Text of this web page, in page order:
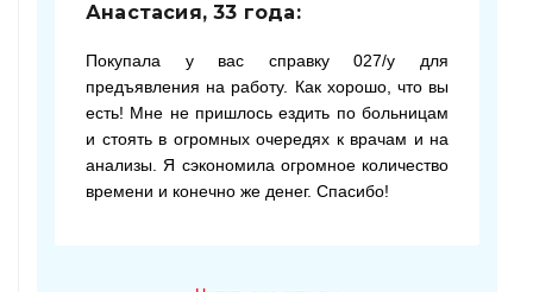
Анастасия, 33 года:
Покупала у вас справку 027/у для
предъявления на работу. Как хорошо, что вы
есть! Мне не пришлось ездить по больницам
и стоять в огромных очередях к врачам и на
анализы. Я сэкономила огромное количество
времени и конечно же денег. Спасибо!